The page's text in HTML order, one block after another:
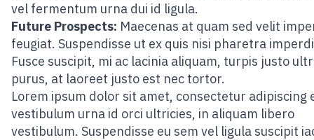
vel fermentum urna dui id ligula.
Future Prospects: Maecenas at quam sed velit
feugiat. Suspendisse ut ex quis nisi pharetra
Fusce suscipit, mi ac lacinia aliquam, turpis justo
purus, at laoreet justo est nec tortor.
Lorem ipsum dolor sit amet, consectetur adipiscing
vestibulum urna id orci ultricies, in aliquam libero
vestibulum. Suspendisse eu sem vel ligula suscipit